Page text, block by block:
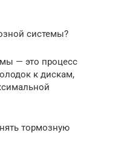
системы?
— это процесс
к дискам,
тормозную